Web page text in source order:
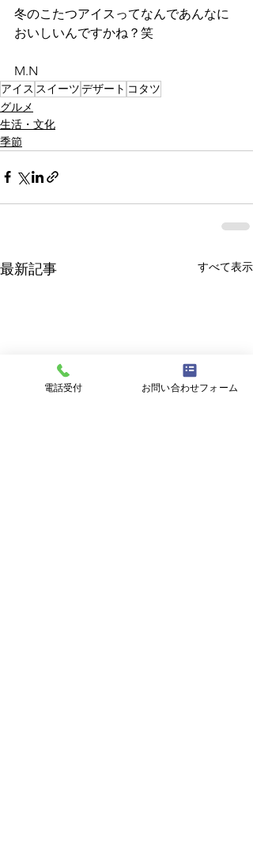
冬のこたつアイスってなんであんなに
おいしいんですかね？笑
M.N
アイス スイーツデザート コタツ
グルメ
生活・文化
季節
最新記事 すべて表示
電話受付 お問い合わせフォーム